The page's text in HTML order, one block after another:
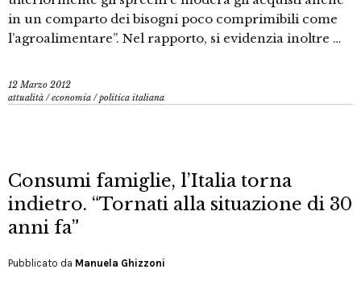
in un comparto dei bisogni poco comprimibili come
l’agroalimentare”. Nel rapporto, si evidenzia inoltre …
12 Marzo 2012
attualità /economia /politica italiana
Consumi famiglie, l’Italia torna
indietro. “Tornati alla situazione di 30
anni fa”
Pubblicato da Manuela Ghizzoni